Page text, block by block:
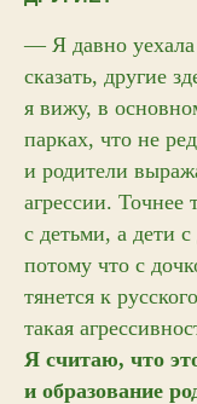
— Я давно уехала
сказать, другие
я вижу, в
парках, что не
и родители
агрессии. Точнее
с детьми, а дети
потому что с
тянется к
такая
Я считаю, что
и образование
в
и
о
и
В первом письме
на скидку 5%